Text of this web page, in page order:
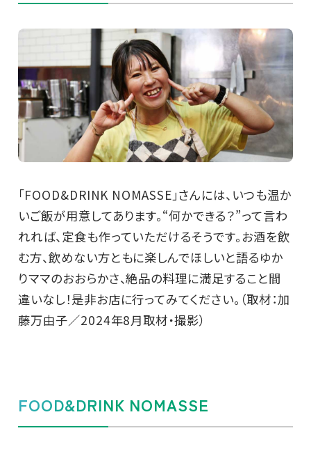
「FOOD&DRINK NOMASSE」さんには、いつも温か
いご飯が用意してあります。“何かできる？”って言わ
れれば、定食も作っていただけるそうです。お酒を飲
む方、飲めない方ともに楽しんでほしいと語るゆか
りママのおおらかさ、絶品の料理に満足すること間
違いなし！是非お店に行ってみてください。（取材：加
藤万由子／2024年8月取材・撮影）
FOOD&DRINK NOMASSE